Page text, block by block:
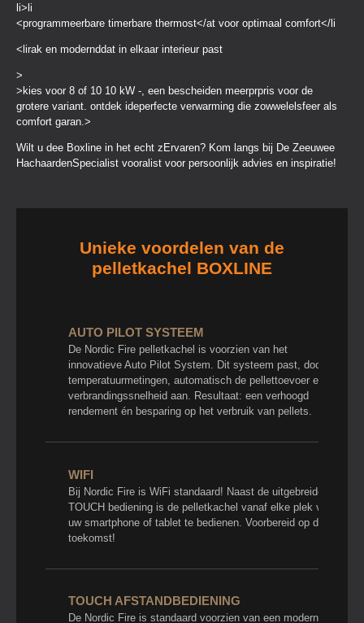
li>li
<programmeerbare timerbare thermost</at voor optimaal comfort</li
<lirak en modernddat in elkaar interieur past
>
>kies voor 8 of 10 10 kW -, een bescheiden meerprpris voor de
grotere variant. ontdek ideperfecte verwarming die zowwelelsfeer als
comfort garan.>
Wilt u dee Boxline in het echt zErvaren? Kom langs bij De Zeeuwee
HachaardenSpecialist vooralist voor persoonlijk advies en inspiratie!
Unieke voordelen van de
pelletkachel BOXLINE
AUTO PILOT SYSTEEM
De Nordic Fire pelletkachel is voorzien van het
innovatieve Auto Pilot System. Dit systeem past, door
temperatuurmetingen, automatisch de pellettoevoer en
verbrandingssnelheid aan. Resultaat: een verhoogd
rendement én besparing op het verbruik van pellets.
WIFI
Bij Nordic Fire is WiFi standaard! Naast de uitgebreide
TOUCH bediening is de pelletkachel vanaf elke plek via
uw smartphone of tablet te bedienen. Voorbereid op de
toekomst!
TOUCH AFSTANDBEDIENING
De Nordic Fire is standaard voorzien van een moderne